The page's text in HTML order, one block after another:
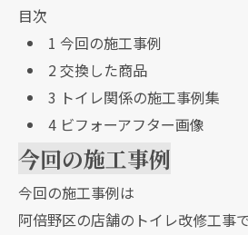
目次
1 今回の施工事例
2交換した商品
3 トイレ関係の施工事例集
4ビフォーアフター画像
今回の施工事例
今回の施工事例は
阿倍野区の店舗のトイレ改修工事で